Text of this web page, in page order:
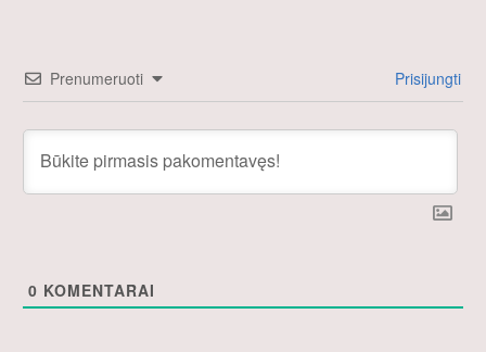
Prenumeruoti Prisijungti
0 KOMENTARAI